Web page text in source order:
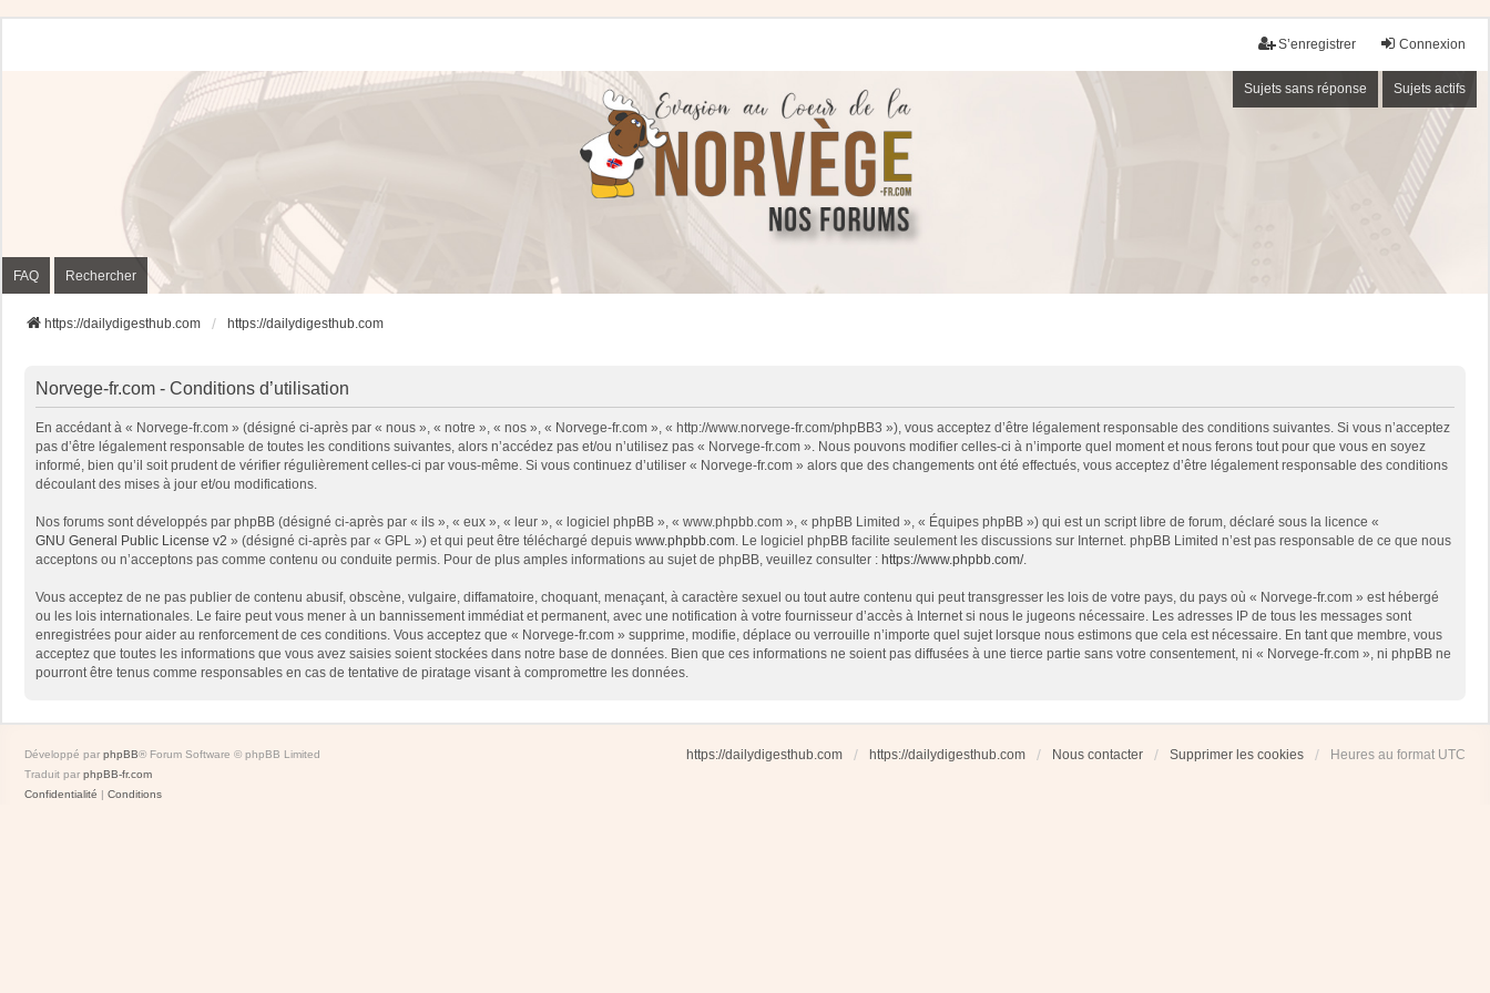
Connexion
S’enregistrer
Sujets sans réponse Sujets actifs
FAQ Rechercher
https://dailydigesthub.com https://dailydigesthub.com
Norvege-fr.com - Conditions d’utilisation
En accédant à « Norvege-fr.com » (désigné ci-après par « nous », « notre », « nos », « Norvege-fr.com », « http://www.norvege-fr.com/phpBB3 »), vous acceptez d’être légalement responsable des conditions suivantes. Si vous n’acceptez
pas d’être légalement responsable de toutes les conditions suivantes, alors n’accédez pas et/ou n’utilisez pas « Norvege-fr.com ». Nous pouvons modifier celles-ci à n’importe quel moment et nous ferons tout pour que vous en soyez
informé, bien qu’il soit prudent de vérifier régulièrement celles-ci par vous-même. Si vous continuez d’utiliser « Norvege-fr.com » alors que des changements ont été effectués, vous acceptez d’être légalement responsable des conditions
découlant des mises à jour et/ou modifications.
Nos forums sont développés par phpBB (désigné ci-après par « ils », « eux », « leur », « logiciel phpBB », « www.phpbb.com », « phpBB Limited », « Équipes phpBB ») qui est un script libre de forum, déclaré sous la licence «
GNU General Public License v2 » (désigné ci-après par « GPL ») et qui peut être téléchargé depuis www.phpbb.com. Le logiciel phpBB facilite seulement les discussions sur Internet. phpBB Limited n’est pas responsable de ce que nous
acceptons ou n’acceptons pas comme contenu ou conduite permis. Pour de plus amples informations au sujet de phpBB, veuillez consulter : https://www.phpbb.com/.
Vous acceptez de ne pas publier de contenu abusif, obscène, vulgaire, diffamatoire, choquant, menaçant, à caractère sexuel ou tout autre contenu qui peut transgresser les lois de votre pays, du pays où « Norvege-fr.com » est hébergé
ou les lois internationales. Le faire peut vous mener à un bannissement immédiat et permanent, avec une notification à votre fournisseur d’accès à Internet si nous le jugeons nécessaire. Les adresses IP de tous les messages sont
enregistrées pour aider au renforcement de ces conditions. Vous acceptez que « Norvege-fr.com » supprime, modifie, déplace ou verrouille n’importe quel sujet lorsque nous estimons que cela est nécessaire. En tant que membre, vous
acceptez que toutes les informations que vous avez saisies soient stockées dans notre base de données. Bien que ces informations ne soient pas diffusées à une tierce partie sans votre consentement, ni « Norvege-fr.com », ni phpBB ne
pourront être tenus comme responsables en cas de tentative de piratage visant à compromettre les données.
https://dailydigesthub.com https://dailydigesthub.com Nous contacter Supprimer les cookies Heures au format UTC
Développé par phpBB® Forum Software © phpBB Limited
Traduit par phpBB-fr.com
Confidentialité | Conditions